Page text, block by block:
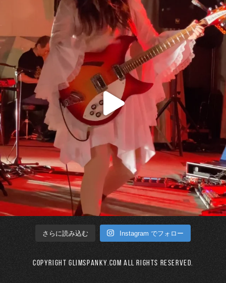
さらに読み込む Instagram でフォロー
Copyright GLIMSPANKY.COM All Rights Reserved.